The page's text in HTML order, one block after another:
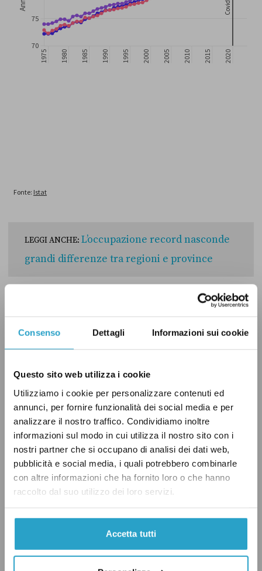
Consenso Dettagli Informazioni sui cookie
Questo sito web utilizza i cookie
Utilizziamo i cookie per personalizzare contenuti ed
annunci, per fornire funzionalità dei social media e per
analizzare il nostro traffico. Condividiamo inoltre
informazioni sul modo in cui utilizza il nostro sito con i
nostri partner che si occupano di analisi dei dati web,
pubblicità e social media, i quali potrebbero combinarle
con altre informazioni che ha fornito loro o che hanno
raccolto dal suo utilizzo dei loro servizi.
Accetta tutti
LEGGI ANCHE: L’occupazione record nasconde
grandi differenze tra regioni e province
Differenze ancora più marcate si registrano a
speranza di vita più alta era il Trentino-Alto
anni) e Veneto (83,8 anni). In fondo alla
classifica c’erano – dal terzultimo all’ultimo
posto – la Calabria (82 anni), la Sicilia (81,8
anni) e la Campania (81,4 anni). Dunque tra la
speranza di vita della prima regione in
classifica e quella dell’ultima, ossia tra il
Trentino-Alto Adige e la Campania, c’è un
divario di 2,9 anni, considerando sia gli uomini
sia le donne. Nel rapporto pubblicato a marzo,
ha sottolineato
divario «non accenna affatto a diminuire ma